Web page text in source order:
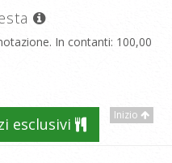
In contanti: 100,00
Inizio
esclusivi